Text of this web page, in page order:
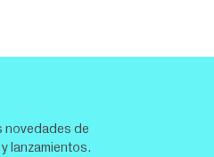
novedades de
lanzamientos.